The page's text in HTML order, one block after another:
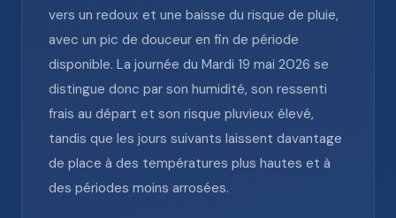
vers un redoux et une baisse du risque de pluie,
avec un pic de douceur en fin de période
disponible. La journée du Mardi 19 mai 2026 se
distingue donc par son humidité, son ressenti
frais au départ et son risque pluvieux élevé,
tandis que les jours suivants laissent davantage
de place à des températures plus hautes et à
des périodes moins arrosées.